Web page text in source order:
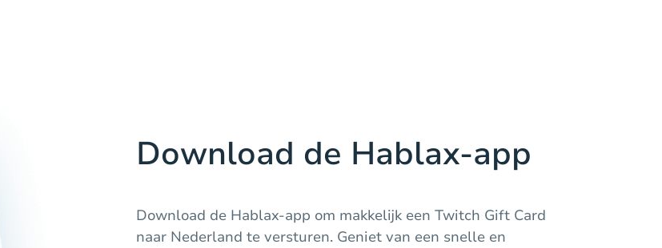
Download de Hablax-app
Download de Hablax-app om makkelijk een Twitch Gift Card
naar Nederland te versturen. Geniet van een snelle en